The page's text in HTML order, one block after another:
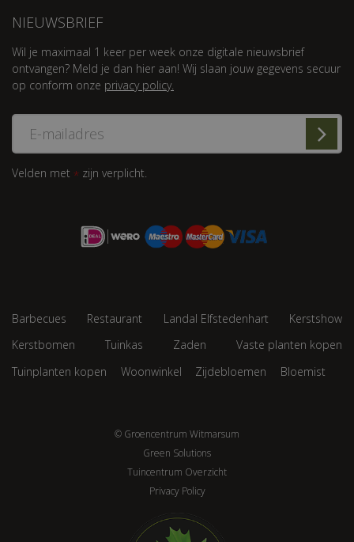
NIEUWSBRIEF
Wil je maximaal 1 keer per week onze digitale nieuwsbrief
ontvangen? Meld je dan hier aan! Wij slaan jouw gegevens secuur
op conform onze privacy policy.
Velden met * zijn verplicht.
Barbecues Restaurant Landal Elfstedenhart
Kerstshow
Kerstbomen
Tuinkas Zaden
Vaste planten kopen
Tuinplanten kopen
Woonwinkel Zijdebloemen Bloemist
© Groencentrum Witmarsum
Green Solutions
Tuincentrum Overzicht
Privacy Policy